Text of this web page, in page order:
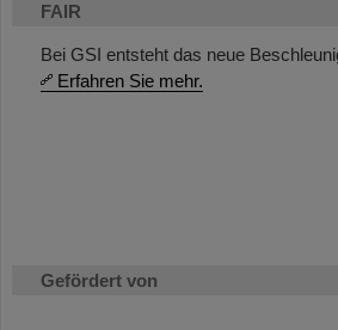
FAIR
Bei GSI entsteht das neue
Erfahren Sie mehr.
Gefördert von